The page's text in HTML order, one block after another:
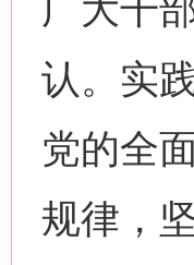
广大干
认。实
党的全
规律，